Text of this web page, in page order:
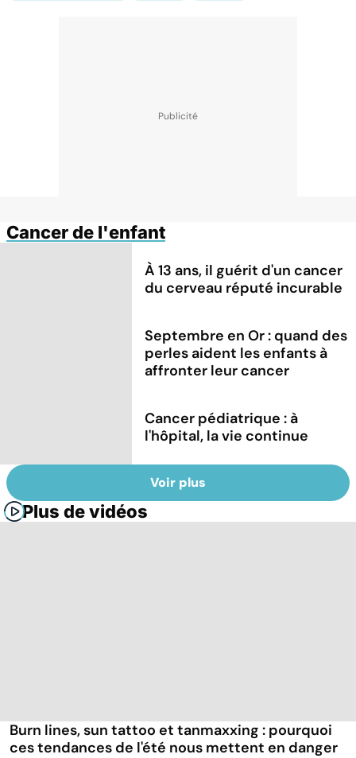
Cancer de l'enfant
À 13 ans, il guérit d'un cancer
du cerveau réputé incurable
Septembre en Or : quand des
perles aident les enfants à
affronter leur cancer
Cancer pédiatrique : à
l'hôpital, la vie continue
Voir plus
Plus de vidéos
Burn lines, sun tattoo et tanmaxxing : pourquoi
ces tendances de l'été nous mettent en danger